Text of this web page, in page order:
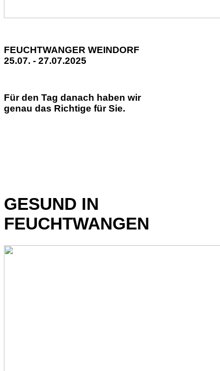
FEUCHTWANGER WEINDORF
25.07. - 27.07.2025
Für den Tag danach haben wir
genau das Richtige für Sie.
GESUND IN
FEUCHTWANGEN